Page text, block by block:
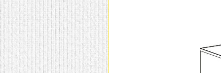
домашнем использовании.
Эта мебель имеет
некоторые преимущества
перед той же стенкой для
гостиной, к примеру,
поскольку она более
легкая и не загромождает
пространство. В спальне
этот предмет можно